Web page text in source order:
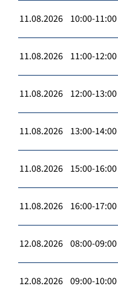
11.08.2026 10:00-11:00
11.08.2026 11:00-12:00
11.08.2026 12:00-13:00
11.08.2026 13:00-14:00
11.08.2026 15:00-16:00
11.08.2026 16:00-17:00
12.08.2026 08:00-09:00
12.08.2026 09:00-10:00